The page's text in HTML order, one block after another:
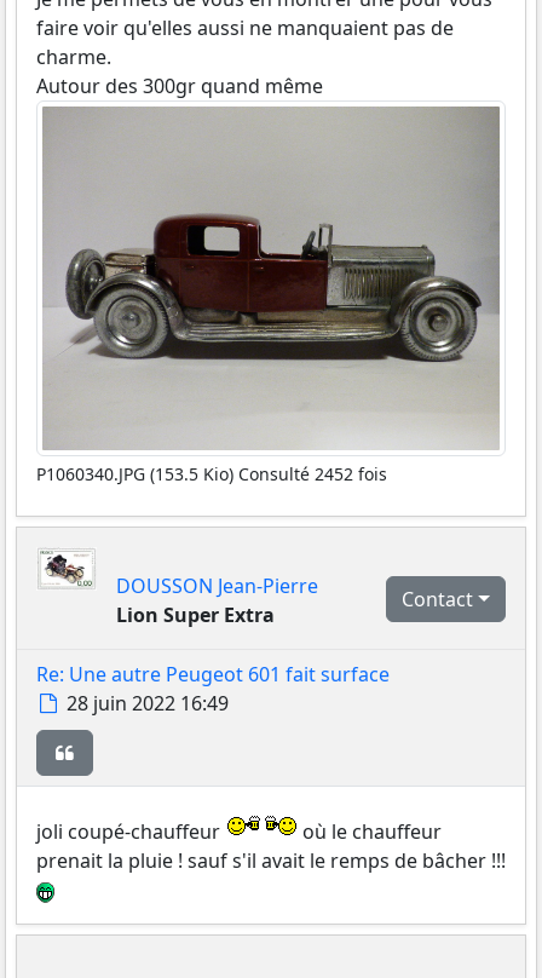
faire voir qu'elles aussi ne manquaient pas de
charme.
Autour des 300gr quand même
P1060340.JPG (153.5 Kio) Consulté 2452 fois
DOUSSON Jean-Pierre
Lion Super Extra
Contact
Re: Une autre Peugeot 601 fait surface
Message
28 juin 2022 16:49
joli coupé-chauffeur
où le chauffeur
prenait la pluie ! sauf s'il avait le remps de bâcher !!!